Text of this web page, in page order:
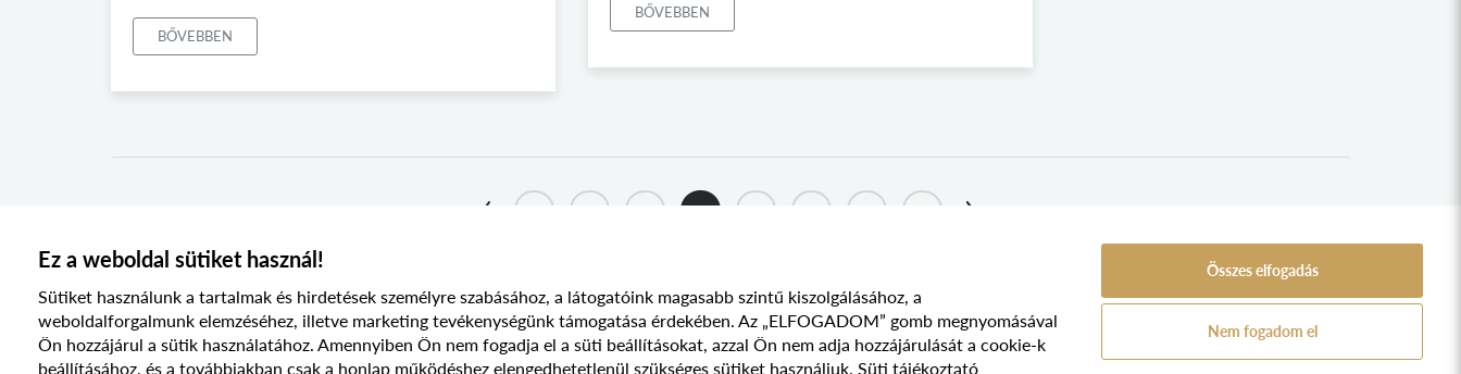
BŐVEBBEN
BŐVEBBEN
4
Süti szabályzat Adatvédelmi nyilatkozat Jogi nyilatkozat
A Népfőiskola Alapítvány támogatója:
Ez a weboldal sütiket használ!
Sütiket használunk a tartalmak és hirdetések személyre szabásához, a látogatóink magasabb szintű kiszolgálásához, a
weboldalforgalmunk elemzéséhez, illetve marketing tevékenységünk támogatása érdekében. Az „ELFOGADOM” gomb megnyomásával
Ön hozzájárul a sütik használatához. Amennyiben Ön nem fogadja el a süti beállításokat, azzal Ön nem adja hozzájárulását a cookie-k
beállításához, és a továbbiakban csak a honlap működéshez elengedhetetlenül szükséges sütiket használjuk. Süti tájékoztató
Összes elfogadás
Nem fogadom el